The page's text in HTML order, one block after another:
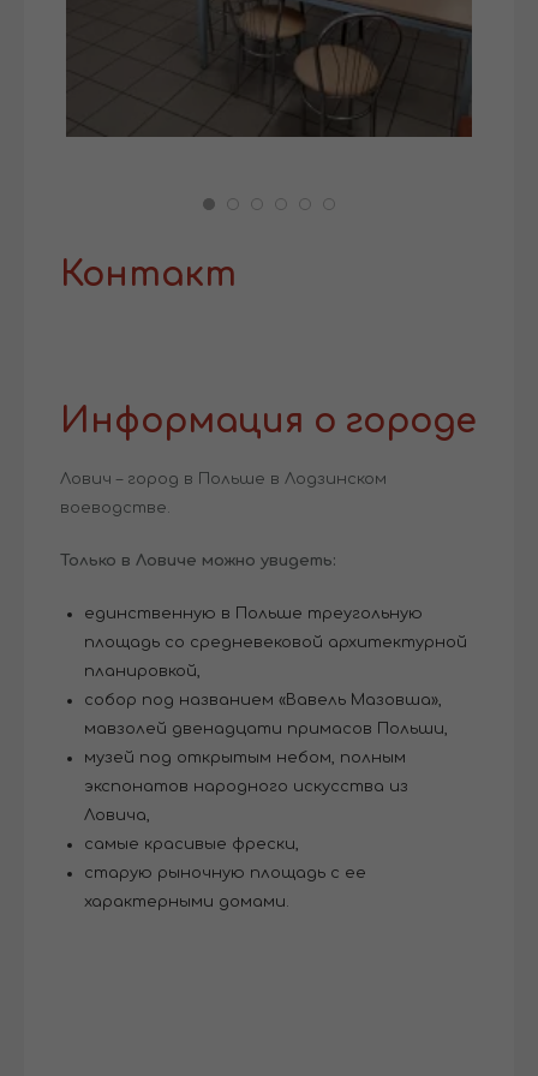
Контакт
Информация о городе
Лович – город в Польше в Лодзинском
воеводстве.
Только в Ловиче можно увидеть:
единственную в Польше треугольную
площадь со средневековой архитектурной
планировкой,
собор под названием «Вавель Мазовша»,
мавзолей двенадцати примасов Польши,
музей под открытым небом, полным
экспонатов народного искусства из
Ловича,
самые красивые фрески,
старую рыночную площадь с ее
характерными домами.